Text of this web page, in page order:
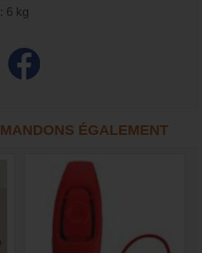
6 kg
ÉGALEMENT